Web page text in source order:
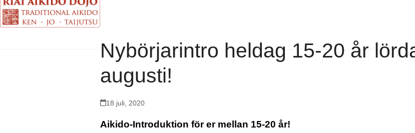
Nybörjarintro heldag 15-20 år
augusti!
18 juli, 2020
Aikido-Introduktion för er mellan 15-20 år!